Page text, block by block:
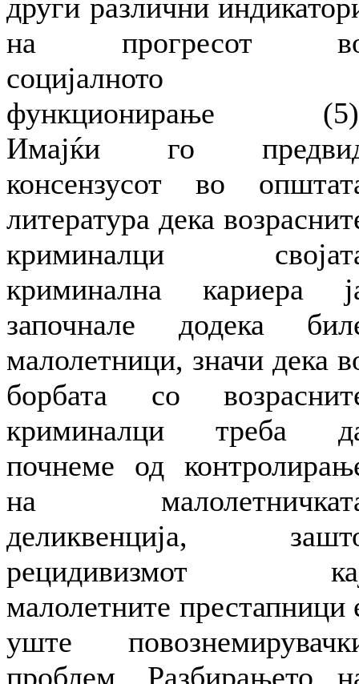
други различни
на прогресот
социјалното
функционирање
Имајќи го
консензусот во
литература дека
криминалци
криминална кариера
започнале додека
малолетници, значи дека
борбата со
криминалци треба
почнеме од
на
деликвенција,
рецидивизмот
малолетните престапници
уште
проблем. Разбирањето